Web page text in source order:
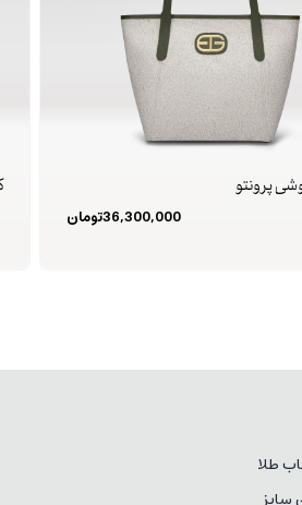
پرونتو
36,300,000تومان
طلا
سایز